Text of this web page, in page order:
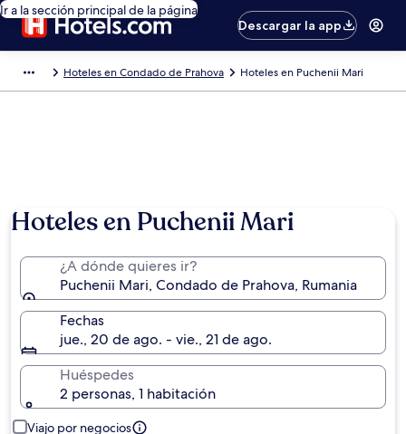
Ir a la sección principal de la página
Descargar la app
Hoteles en Condado de Prahova Hoteles en Puchenii Mari
Hoteles en Puchenii Mari
¿A dónde quieres ir?
Puchenii Mari, Condado de Prahova, Rumania
Fechas
jue., 20 de ago. - vie., 21 de ago.
Huéspedes
2 personas, 1 habitación
Viajo por negocios